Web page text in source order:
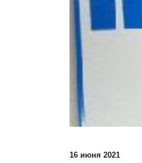
16 июня 2021